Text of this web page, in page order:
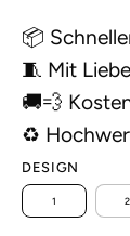
📦
🧵 Mit
🚚💨
♻️
DESIGN
1 2